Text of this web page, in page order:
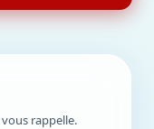
rappelle.